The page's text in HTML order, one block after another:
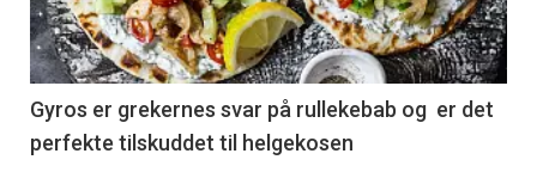
Gyros er grekernes svar på rullekebab og er det
perfekte tilskuddet til helgekosen